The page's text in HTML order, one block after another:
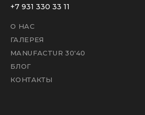
+7 931 330 33 11
О НАС
ГАЛЕРЕЯ
MANUFACTUR 30'40
БЛОГ
КОНТАКТЫ